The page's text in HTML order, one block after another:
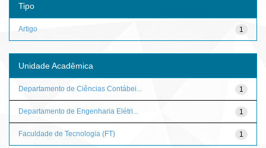
Tipo
1
Artigo
Unidade Acadêmica
1
Departamento de Ciências Contábei...
1
Departamento de Engenharia Elétri...
1
Faculdade de Tecnologia (FT)